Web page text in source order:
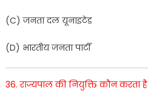
(C)जनतादलयूनाइटेड
(D) भारतीयजनतापार्टी
36.राज्यपालकीनियुक्तिकौनकरताहै